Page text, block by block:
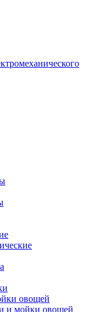
овощей
и мойки овощей